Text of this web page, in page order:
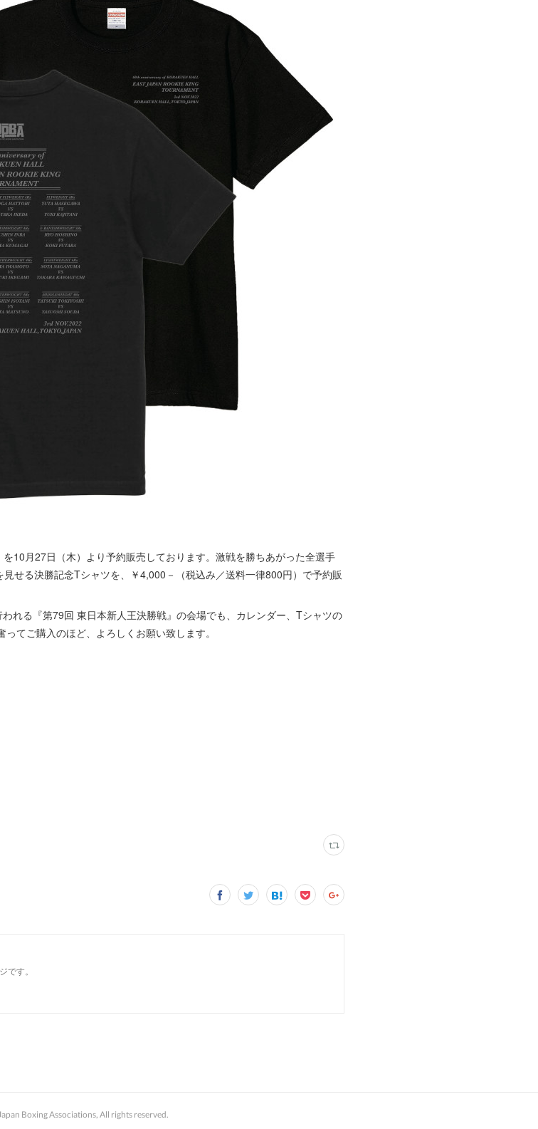
10月27日（木）より予約販売しております。激戦を勝ちあがった全選手
せる決勝記念Tシャツを、￥4,000－（税込み／送料一律800円）で予約販
れる『第79回 東日本新人王決勝戦』の会場でも、カレンダー、Tシャツの
てご購入のほど、よろしくお願い致します。
です。
Boxing Associations, All rights reserved.